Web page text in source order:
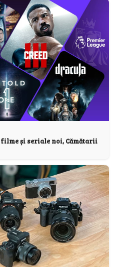
filme și seriale noi, Cămătarii